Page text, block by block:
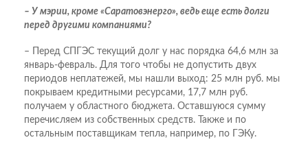
– У мэрии, кроме «Саратовэнерго», ведь еще есть долги
перед другими компаниями?
– Перед СПГЭС текущий долг у нас порядка 64,6 млн за
январь-февраль. Для того чтобы не допустить двух
периодов неплатежей, мы нашли выход: 25 млн руб. мы
покрываем кредитными ресурсами, 17,7 млн руб.
получаем у областного бюджета. Оставшуюся сумму
перечисляем из собственных средств. Также и по
остальным поставщикам тепла, например, по ГЭКу.